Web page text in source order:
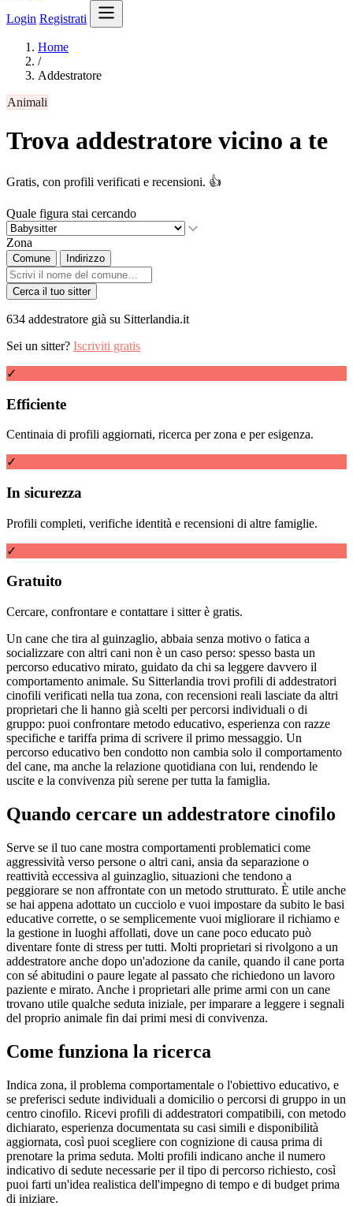
Login Registrati
Home
/
Addestratore
Animali
Trova addestratore vicino a te
Gratis, con profili verificati e recensioni. 👍
Quale figura stai cercando
Zona
Comune Indirizzo
Cerca il tuo sitter
634 addestratore già su Sitterlandia.it
Sei un sitter? Iscriviti gratis
✓
Efficiente
Centinaia di profili aggiornati, ricerca per zona e per esigenza.
✓
In sicurezza
Profili completi, verifiche identità e recensioni di altre famiglie.
✓
Gratuito
Cercare, confrontare e contattare i sitter è gratis.
Un cane che tira al guinzaglio, abbaia senza motivo o fatica a
socializzare con altri cani non è un caso perso: spesso basta un
percorso educativo mirato, guidato da chi sa leggere davvero il
comportamento animale. Su Sitterlandia trovi profili di addestratori
cinofili verificati nella tua zona, con recensioni reali lasciate da altri
proprietari che li hanno già scelti per percorsi individuali o di
gruppo: puoi confrontare metodo educativo, esperienza con razze
specifiche e tariffa prima di scrivere il primo messaggio. Un
percorso educativo ben condotto non cambia solo il comportamento
del cane, ma anche la relazione quotidiana con lui, rendendo le
uscite e la convivenza più serene per tutta la famiglia.
Quando cercare un addestratore cinofilo
Serve se il tuo cane mostra comportamenti problematici come
aggressività verso persone o altri cani, ansia da separazione o
reattività eccessiva al guinzaglio, situazioni che tendono a
peggiorare se non affrontate con un metodo strutturato. È utile anche
se hai appena adottato un cucciolo e vuoi impostare da subito le basi
educative corrette, o se semplicemente vuoi migliorare il richiamo e
la gestione in luoghi affollati, dove un cane poco educato può
diventare fonte di stress per tutti. Molti proprietari si rivolgono a un
addestratore anche dopo un'adozione da canile, quando il cane porta
con sé abitudini o paure legate al passato che richiedono un lavoro
paziente e mirato. Anche i proprietari alle prime armi con un cane
trovano utile qualche seduta iniziale, per imparare a leggere i segnali
del proprio animale fin dai primi mesi di convivenza.
Come funziona la ricerca
Indica zona, il problema comportamentale o l'obiettivo educativo, e
se preferisci sedute individuali a domicilio o percorsi di gruppo in un
centro cinofilo. Ricevi profili di addestratori compatibili, con metodo
dichiarato, esperienza documentata su casi simili e disponibilità
aggiornata, così puoi scegliere con cognizione di causa prima di
prenotare la prima seduta. Molti profili indicano anche il numero
indicativo di sedute necessarie per il tipo di percorso richiesto, così
puoi farti un'idea realistica dell'impegno di tempo e di budget prima
di iniziare.